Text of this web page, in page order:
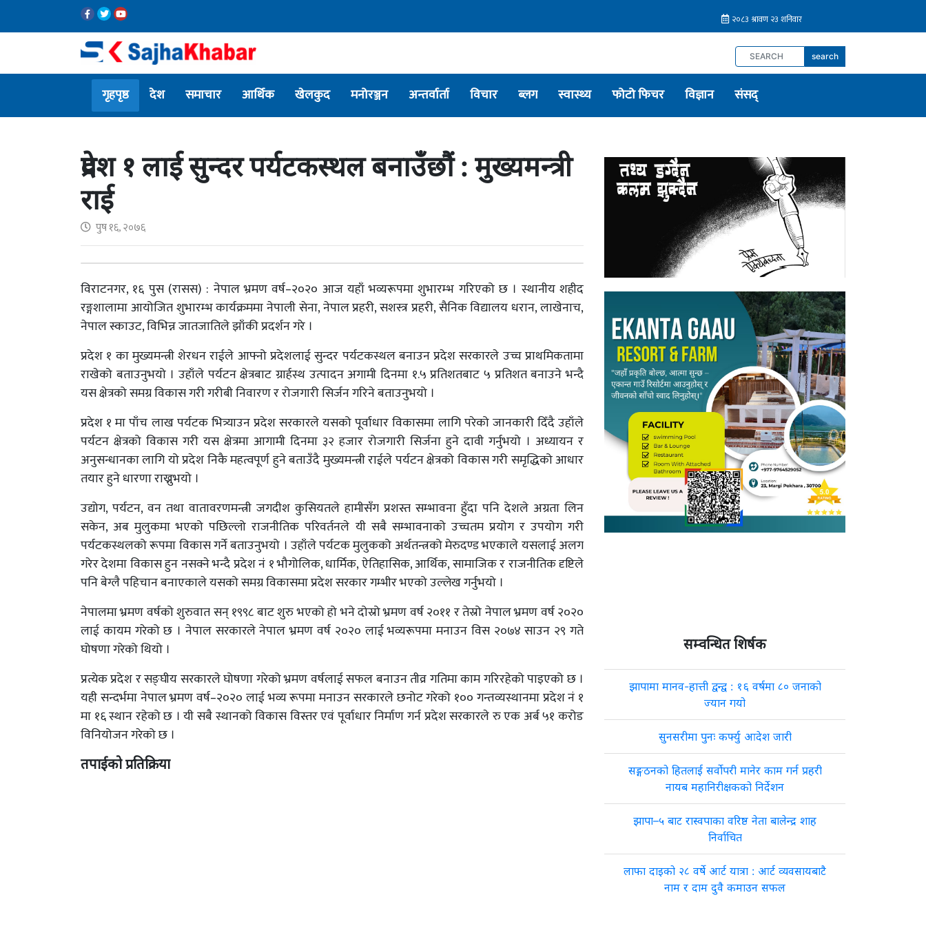
search
गृहपृष्ठ देश समाचार आर्थिक खेलकुद मनोरञ्जन अन्तर्वार्ता विचार ब्लग स्वास्थ्य फोटो फिचर विज्ञान संसद्
प्रदेश १ लाई सुन्दर पर्यटकस्थल बनाउँछौं : मुख्यमन्त्री
राई
पुष १६, २०७६
विराटनगर, १६ पुस (रासस) : नेपाल भ्रमण वर्ष–२०२० आज यहाँ भव्यरूपमा शुभारम्भ गरिएको छ । स्थानीय शहीद
रङ्गशालामा आयोजित शुभारम्भ कार्यक्रममा नेपाली सेना, नेपाल प्रहरी, सशस्त्र प्रहरी, सैनिक विद्यालय धरान, लाखेनाच,
नेपाल स्काउट, विभिन्न जातजातिले झाँकी प्रदर्शन गरे ।
प्रदेश १ का मुख्यमन्त्री शेरधन राईले आफ्नो प्रदेशलाई सुन्दर पर्यटकस्थल बनाउन प्रदेश सरकारले उच्च प्राथमिकतामा
राखेको बताउनुभयो । उहाँले पर्यटन क्षेत्रबाट ग्रार्हस्थ उत्पादन अगामी दिनमा १.५ प्रतिशतबाट ५ प्रतिशत बनाउने भन्दै
यस क्षेत्रको समग्र विकास गरी गरीबी निवारण र रोजगारी सिर्जन गरिने बताउनुभयो ।
प्रदेश १ मा पाँच लाख पर्यटक भित्र्याउन प्रदेश सरकारले यसको पूर्वाधार विकासमा लागि परेको जानकारी दिँदै उहाँले
पर्यटन क्षेत्रको विकास गरी यस क्षेत्रमा आगामी दिनमा ३२ हजार रोजगारी सिर्जना हुने दावी गर्नुभयो । अध्यायन र
अनुसन्धानका लागि यो प्रदेश निकै महत्वपूर्ण हुने बताउँदै मुख्यमन्त्री राईले पर्यटन क्षेत्रको विकास गरी समृद्धिको आधार
तयार हुने धारणा राख्नुभयो ।
उद्योग, पर्यटन, वन तथा वातावरणमन्त्री जगदीश कुसियतले हामीसँग प्रशस्त सम्भावना हुँदा पनि देशले अग्रता लिन
सकेन, अब मुलुकमा भएको पछिल्लो राजनीतिक परिवर्तनले यी सबै सम्भावनाको उच्चतम प्रयोग र उपयोग गरी
पर्यटकस्थलको रूपमा विकास गर्ने बताउनुभयो । उहाँले पर्यटक मुलुकको अर्थतन्त्रको मेरुदण्ड भएकाले यसलाई अलग
गरेर देशमा विकास हुन नसक्ने भन्दै प्रदेश नं १ भौगोलिक, धार्मिक, ऐतिहासिक, आर्थिक, सामाजिक र राजनीतिक दृष्टिले
पनि बेग्लै पहिचान बनाएकाले यसको समग्र विकासमा प्रदेश सरकार गम्भीर भएको उल्लेख गर्नुभयो ।
नेपालमा भ्रमण वर्षको शुरुवात सन् १९९८ बाट शुरु भएको हो भने दोस्रो भ्रमण वर्ष २०११ र तेस्रो नेपाल भ्रमण वर्ष २०२०
लाई कायम गरेको छ । नेपाल सरकारले नेपाल भ्रमण वर्ष २०२० लाई भव्यरूपमा मनाउन विस २०७४ साउन २९ गते
घोषणा गरेको थियो ।
प्रत्येक प्रदेश र सङ्घीय सरकारले घोषणा गरेको भ्रमण वर्षलाई सफल बनाउन तीव्र गतिमा काम गरिरहेको पाइएको छ ।
यही सन्दर्भमा नेपाल भ्रमण वर्ष–२०२० लाई भव्य रूपमा मनाउन सरकारले छनोट गरेको १०० गन्तव्यस्थानमा प्रदेश नं १
मा १६ स्थान रहेको छ । यी सबै स्थानको विकास विस्तर एवं पूर्वाधार निर्माण गर्न प्रदेश सरकारले रु एक अर्ब ५१ करोड
विनियोजन गरेको छ ।
तपाईको प्रतिक्रिया
सम्वन्धित शिर्षक
झापामा मानव-हात्ती द्वन्द्व : १६ वर्षमा ८० जनाको
ज्यान गयो
सुनसरीमा पुनः कर्फ्यु आदेश जारी
सङ्गठनको हितलाई सर्वोपरी मानेर काम गर्न प्रहरी
नायब महानिरीक्षकको निर्देशन
झापा–५ बाट रास्वपाका वरिष्ठ नेता बालेन्द्र शाह
निर्वाचित
लाफा दाइको २८ वर्षे आर्ट यात्रा : आर्ट व्यवसायबाटै
नाम र दाम दुवै कमाउन सफल